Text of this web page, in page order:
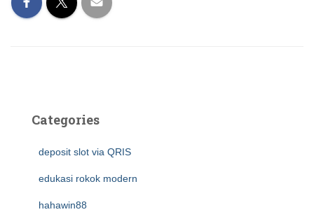
Categories
deposit slot via QRIS
edukasi rokok modern
hahawin88